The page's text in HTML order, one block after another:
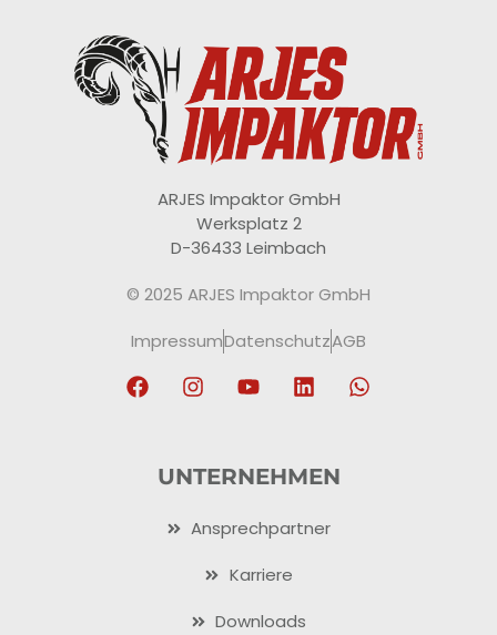
ARJES Impaktor GmbH
Werksplatz 2
D-36433 Leimbach
© 2025 ARJES Impaktor GmbH
ImpressumDatenschutzAGB
UNTERNEHMEN
Ansprechpartner
Karriere
Downloads